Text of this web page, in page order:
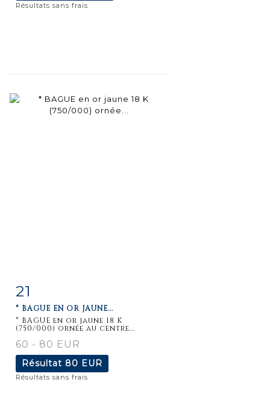
Résultats sans frais
détaillée
21
* BAGUE EN OR JAUNE...
* BAGUE en or jaune 18 K
(750/000) ornée au centre...
60 - 80 EUR
Résultat 80 EUR
Résultats sans frais